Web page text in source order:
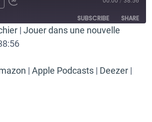
SUBSCRIBE SHARE
| Jouer dans une nouvelle
| Apple Podcasts | Deezer |